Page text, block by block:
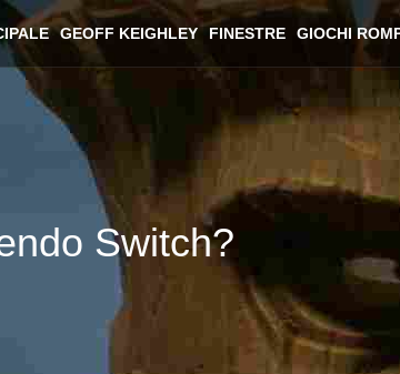
GEOFF KEIGHLEY FINESTRE GIOCHI
Switch?